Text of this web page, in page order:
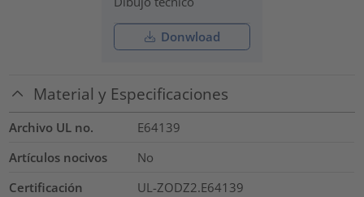
Donwload
Material y Especificaciones
Archivo UL no.
E64139
Artículos nocivos
No
Certificación
UL-ZODZ2.E64139